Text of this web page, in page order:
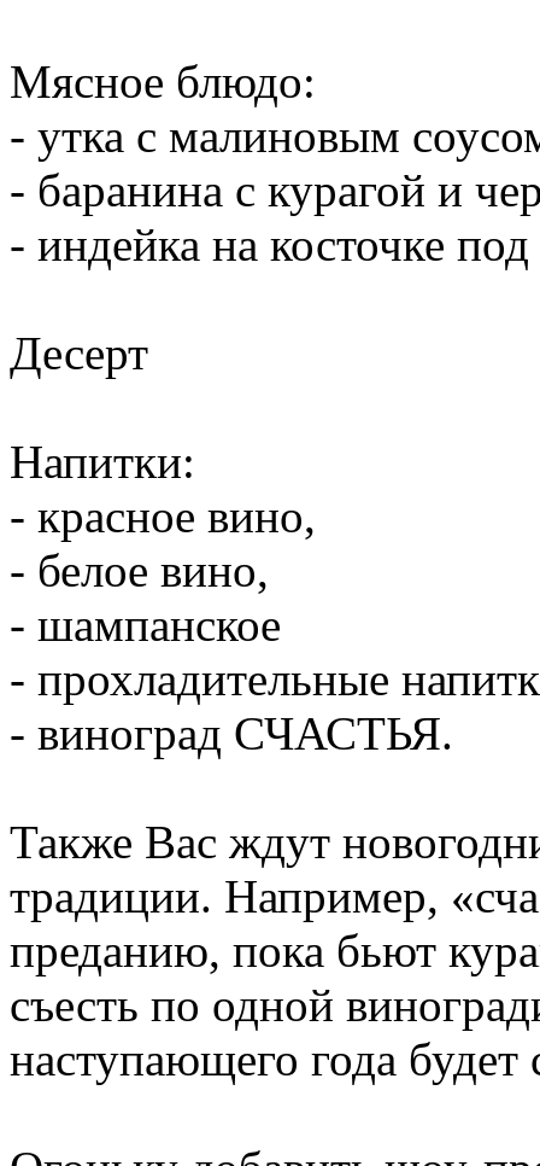
Мясное блюдо:
- утка с малиновым
- баранина с курагой и
- индейка на косточке
Десерт
Напитки:
- красное вино,
- белое вино,
- шампанское
- прохладительные
- виноград СЧАСТЬЯ.
Также Вас ждут
традиции. Например,
преданию, пока бьют
съесть по одной
наступающего года будет